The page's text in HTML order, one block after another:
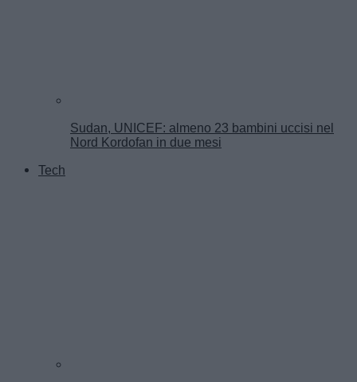
Sudan, UNICEF: almeno 23 bambini uccisi nel
Nord Kordofan in due mesi
Tech